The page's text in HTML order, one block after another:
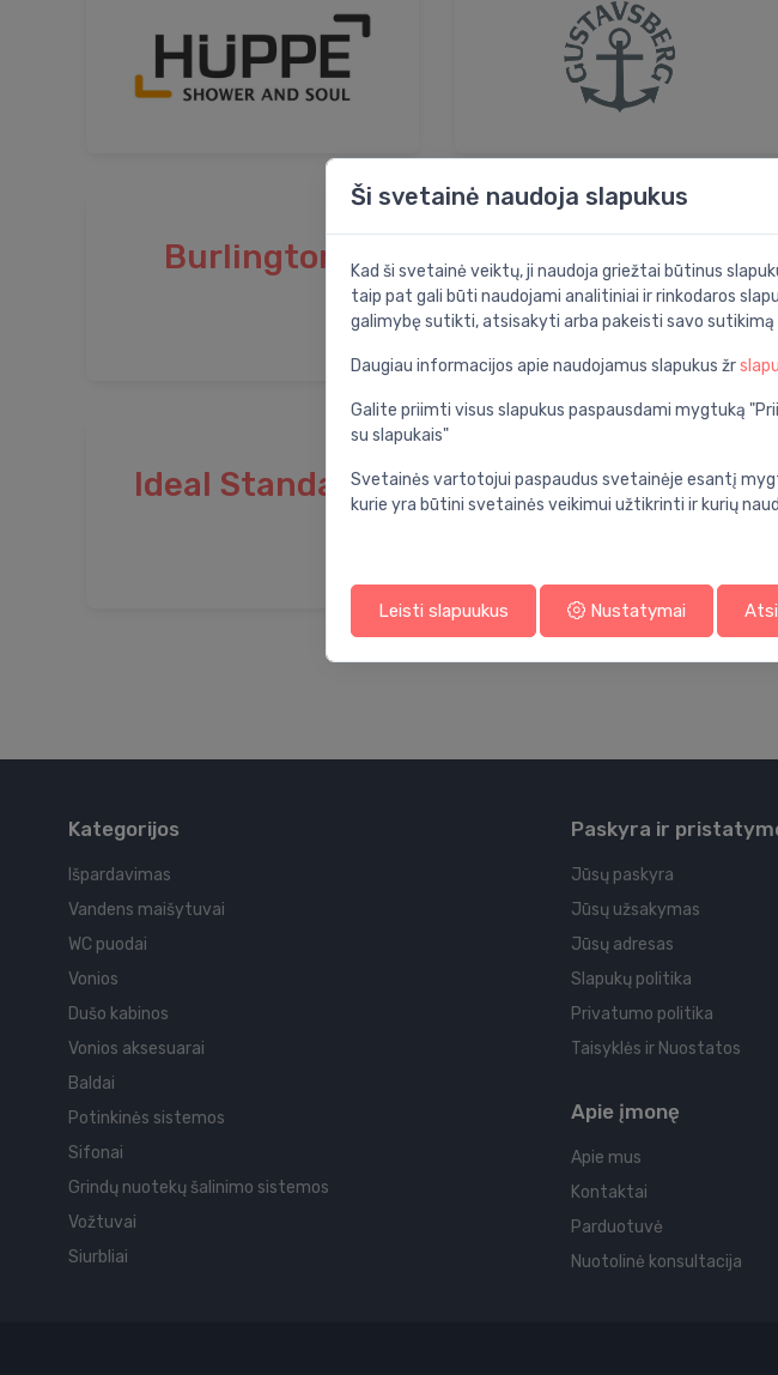
Burlington Decor Walther
Ideal Standard
Kategorijos
Išpardavimas
Vandens maišytuvai
WC puodai
Vonios
Dušo kabinos
Vonios aksesuarai
Baldai
Potinkinės sistemos
Sifonai
Grindų nuotekų šalinimo sistemos
Vožtuvai
Siurbliai
Paskyra ir
Jūsų paskyra
Jūsų užsakymas
Jūsų adresas
Slapukų politika
Privatumo politika
Taisyklės ir Nuostatos
Apie įmonę
Apie mus
Kontaktai
Parduotuvė
Nuotolinė konsultacija
Ši svetainė naudoja slapukus
Kad ši svetainė veiktų, ji naudoja griežtai būtinus
taip pat gali būti naudojami analitiniai ir rinkodaros
galimybę sutikti, atsisakyti arba pakeisti savo sutikimą
Daugiau informacijos apie naudojamus slapukus žr
Galite priimti visus slapukus paspausdami mygtuką
su slapukais"
Svetainės vartotojui paspaudus svetainėje esantį
kurie yra būtini svetainės veikimui užtikrinti ir kurių
Leisti slapuukus Nustatymai